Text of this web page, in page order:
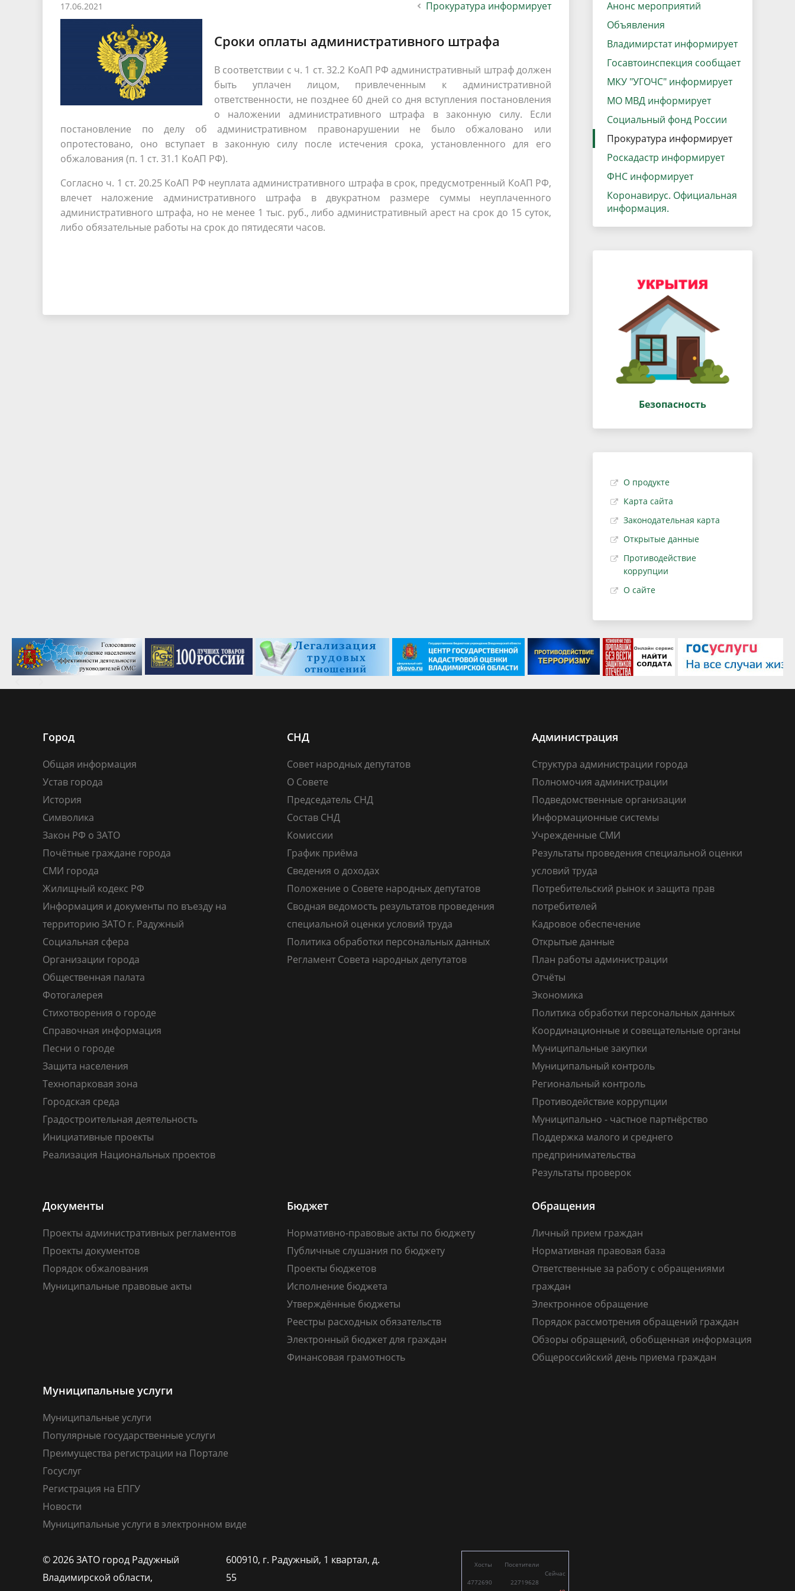
Песни о городе
Технопарковая зона
Городская среда
Градостроительная деятельность
Реализация Национальных проектов
условий труда
Координационные и совещательные
Региональный контроль
Муниципально - частное
партнёрство
Поддержка малого и среднего
Результаты проверок
17.06.2021 Прокуратура информирует
Сроки оплаты административного штрафа
В соответствии с ч. 1 ст. 32.2 КоАП РФ административный штраф должен
быть уплачен лицом, привлеченным к административной
ответственности, не позднее 60 дней со дня вступления постановления
о наложении административного штрафа в законную силу. Если
постановление по делу об административном правонарушении не было обжаловано или
опротестовано, оно вступает в законную силу после истечения срока, установленного для его
обжалования (п. 1 ст. 31.1 КоАП РФ).
Согласно ч. 1 ст. 20.25 КоАП РФ неуплата административного штрафа в срок, предусмотренный КоАП РФ,
влечет наложение административного штрафа в двукратном размере суммы неуплаченного
административного штрафа, но не менее 1 тыс. руб., либо административный арест на срок до 15 суток,
либо обязательные работы на срок до пятидесяти часов.
Анонс мероприятий
Объявления
Владимирстат информирует
Госавтоинспекция сообщает
МКУ "УГОЧС" информирует
МО МВД информирует
Социальный фонд России
Прокуратура информирует
Роскадастр информирует
ФНС информирует
Коронавирус. Официальная
информация.
Безопасность
О продукте
Карта сайта
Законодательная карта
Открытые данные
Противодействие
коррупции
О сайте
Город
Общая информация
Устав города
История
Символика
Закон РФ о ЗАТО
Почётные граждане города
СМИ города
Жилищный кодекс РФ
Информация и документы по въезду на
территорию ЗАТО г. Радужный
Социальная сфера
Организации города
Общественная палата
Фотогалерея
Стихотворения о городе
Справочная информация
Песни о городе
Защита населения
Технопарковая зона
Городская среда
Градостроительная деятельность
Инициативные проекты
Реализация Национальных проектов
СНД
Совет народных депутатов
О Совете
Председатель СНД
Состав СНД
Комиссии
График приёма
Сведения о доходах
Положение о Совете народных депутатов
Сводная ведомость результатов проведения
специальной оценки условий труда
Политика обработки персональных данных
Регламент Совета народных депутатов
Администрация
Структура администрации города
Полномочия администрации
Подведомственные организации
Информационные системы
Учрежденные СМИ
Результаты проведения специальной оценки
условий труда
Потребительский рынок и защита прав
потребителей
Кадровое обеспечение
Открытые данные
План работы администрации
Отчёты
Экономика
Политика обработки персональных данных
Координационные и совещательные органы
Муниципальные закупки
Муниципальный контроль
Региональный контроль
Противодействие коррупции
Муниципально - частное партнёрство
Поддержка малого и среднего
предпринимательства
Результаты проверок
Документы
Проекты административных регламентов
Проекты документов
Порядок обжалования
Муниципальные правовые акты
Бюджет
Нормативно-правовые акты по бюджету
Публичные слушания по бюджету
Проекты бюджетов
Исполнение бюджета
Утверждённые бюджеты
Реестры расходных обязательств
Электронный бюджет для граждан
Финансовая грамотность
Обращения
Личный прием граждан
Нормативная правовая база
Ответственные за работу с обращениями
граждан
Электронное обращение
Порядок рассмотрения обращений граждан
Обзоры обращений, обобщенная информация
Общероссийский день приема граждан
Муниципальные услуги
Муниципальные услуги
Популярные государственные услуги
Преимущества регистрации на Портале
Госуслуг
Регистрация на ЕПГУ
Новости
Муниципальные услуги в электронном виде
© 2026 ЗАТО город Радужный
Владимирской области,
600910, г. Радужный, 1 квартал, д.
55
Хосты
4772690
Посетители
22719628
Сейчас